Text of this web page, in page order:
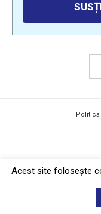
Acest site foloseşte